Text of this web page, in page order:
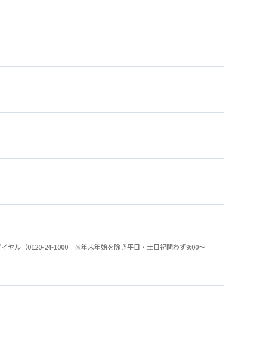
イヤル（0120-24-1000 ※年末年始を除き平日・土日祝問わず9:00～